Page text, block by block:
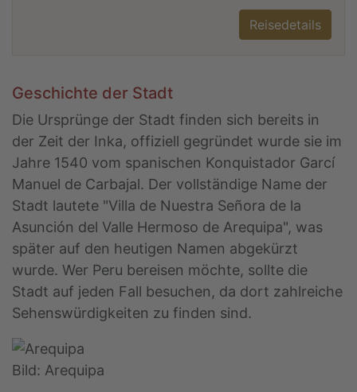
Reisedetails
Geschichte der Stadt
Die Ursprünge der Stadt finden sich bereits in
der Zeit der Inka, offiziell gegründet wurde sie im
Jahre 1540 vom spanischen Konquistador Garcí
Manuel de Carbajal. Der vollständige Name der
Stadt lautete "Villa de Nuestra Señora de la
Asunción del Valle Hermoso de Arequipa", was
später auf den heutigen Namen abgekürzt
wurde. Wer Peru bereisen möchte, sollte die
Stadt auf jeden Fall besuchen, da dort zahlreiche
Sehenswürdigkeiten zu finden sind.
Bild: Arequipa